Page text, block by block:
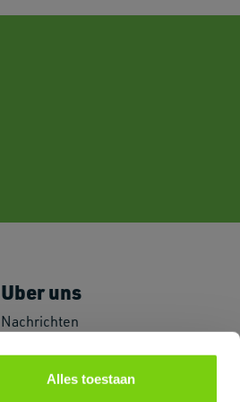
Alles toestaan
Uber uns
Nachrichten
Fragen
Primex und